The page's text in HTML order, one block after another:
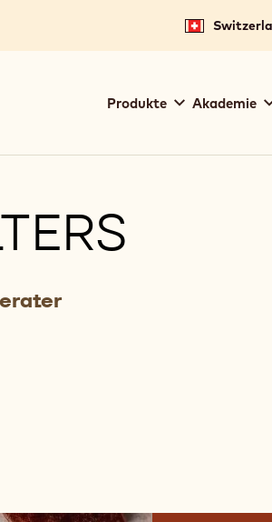
navigation
Produkte Akademie